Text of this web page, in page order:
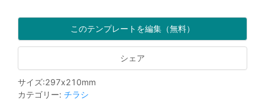
このテンプレートを編集（無料）
シェア
サイズ:297x210mm
カテゴリー: チラシ